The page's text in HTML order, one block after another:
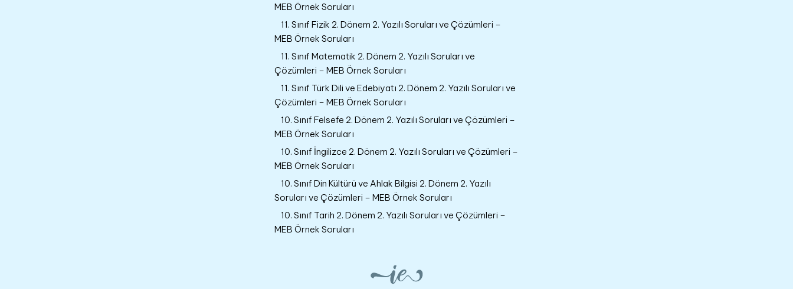
MEB Örnek Soruları
11. Sınıf Fizik 2. Dönem 2. Yazılı Soruları ve Çözümleri –
MEB Örnek Soruları
11. Sınıf Matematik 2. Dönem 2. Yazılı Soruları ve
Çözümleri – MEB Örnek Soruları
11. Sınıf Türk Dili ve Edebiyatı 2. Dönem 2. Yazılı Soruları ve
Çözümleri – MEB Örnek Soruları
10. Sınıf Felsefe 2. Dönem 2. Yazılı Soruları ve Çözümleri –
MEB Örnek Soruları
10. Sınıf İngilizce 2. Dönem 2. Yazılı Soruları ve Çözümleri –
MEB Örnek Soruları
10. Sınıf Din Kültürü ve Ahlak Bilgisi 2. Dönem 2. Yazılı
Soruları ve Çözümleri – MEB Örnek Soruları
10. Sınıf Tarih 2. Dönem 2. Yazılı Soruları ve Çözümleri –
MEB Örnek Soruları